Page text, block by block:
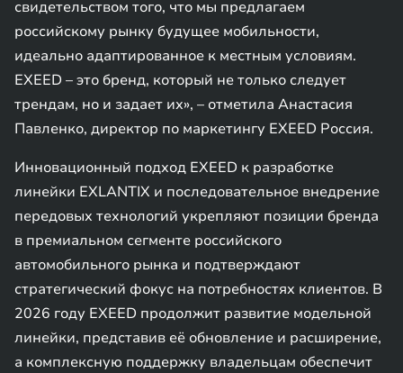
свидетельством того, что мы предлагаем
российскому рынку будущее мобильности,
идеально адаптированное к местным условиям.
EXEED – это бренд, который не только следует
трендам, но и задает их», – отметила Анастасия
Павленко, директор по маркетингу EXEED Россия.
Инновационный подход EXEED к разработке
линейки EXLANTIX и последовательное внедрение
передовых технологий укрепляют позиции бренда
в премиальном сегменте российского
автомобильного рынка и подтверждают
стратегический фокус на потребностях клиентов. В
2026 году EXEED продолжит развитие модельной
линейки, представив её обновление и расширение,
а комплексную поддержку владельцам обеспечит